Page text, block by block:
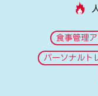
食事管理ア
パーソナルト